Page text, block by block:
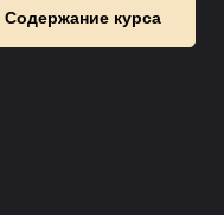
Содержание курса